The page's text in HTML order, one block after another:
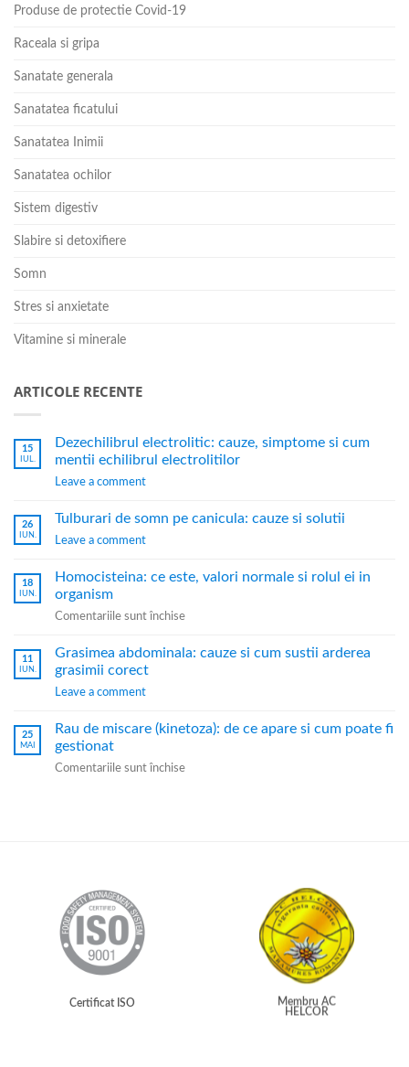
Produse de protectie Covid-19
Raceala si gripa
Sanatate generala
Sanatatea ficatului
Sanatatea Inimii
Sanatatea ochilor
Sistem digestiv
Slabire si detoxifiere
Somn
Stres si anxietate
Vitamine si minerale
ARTICOLE RECENTE
15
IUL.
Dezechilibrul electrolitic: cauze, simptome si cum
mentii echilibrul electrolitilor
Leave a comment
26
IUN.
Tulburari de somn pe canicula: cauze si solutii
Leave a comment
18
IUN.
Homocisteina: ce este, valori normale si rolul ei in
organism
Comentariile sunt închise
11
IUN.
Grasimea abdominala: cauze si cum sustii arderea
grasimii corect
Leave a comment
25
MAI
Rau de miscare (kinetoza): de ce apare si cum poate fi
gestionat
Comentariile sunt închise
Certificat ISO
Membru AC
HELCOR